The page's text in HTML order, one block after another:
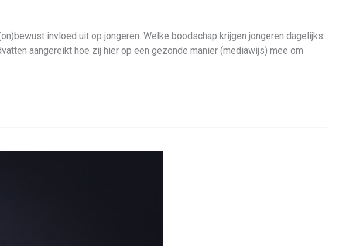
invloed uit op jongeren. Welke boodschap krijgen jongeren dagelijks
aangereikt hoe zij hier op een gezonde manier (mediawijs) mee om